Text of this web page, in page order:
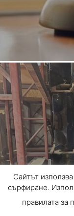
Откриха
газ
Сайтът
сърфиране.
правилата за